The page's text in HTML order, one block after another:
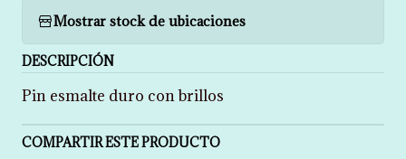
Mostrar stock de ubicaciones
DESCRIPCIÓN
Pin esmalte duro con brillos
COMPARTIR ESTE PRODUCTO